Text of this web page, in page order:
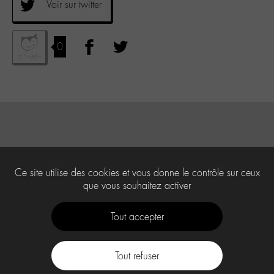
Voir sur twitter
0
Ce site utilise des cookies et vous donne le contrôle sur ceux
que vous souhaitez activer
Tout accepter
Tout refuser